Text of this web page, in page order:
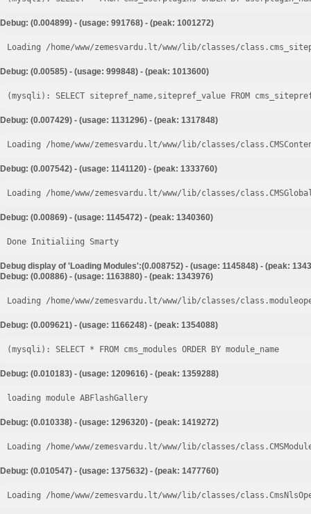
Debug: (0.004899) - (usage: 991768) - (peak: 1001272)
Loading /home/www/zemesvardu.lt/www/lib/classes/
Debug: (0.00585) - (usage: 999848) - (peak: 1013600)
Debug: (0.007429) - (usage: 1131296) - (peak: 1317848)
Loading /home/www/zemesvardu.lt/www/lib/classes/
Debug: (0.007542) - (usage: 1141120) - (peak: 1333760)
Loading /home/www/zemesvardu.lt/www/lib/classes/
Debug: (0.00869) - (usage: 1145472) - (peak: 1340360)
Done Initialiing Smarty
Debug display of 'Loading Modules':(0.008752) - (usage: 1145848) - (peak:
Debug: (0.00886) - (usage: 1163880) - (peak: 1343976)
Loading /home/www/zemesvardu.lt/www/lib/classes/
Debug: (0.009621) - (usage: 1166248) - (peak: 1354088)
Debug: (0.010183) - (usage: 1209616) - (peak: 1359288)
loading module ABFlashGallery
Debug: (0.010338) - (usage: 1296320) - (peak: 1419272)
Loading /home/www/zemesvardu.lt/www/lib/classes/
Debug: (0.010547) - (usage: 1375632) - (peak: 1477760)
Loading /home/www/zemesvardu.lt/www/lib/classes/